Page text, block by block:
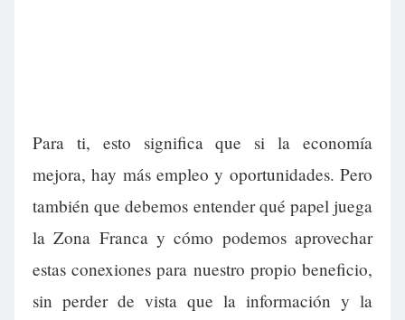
Para ti, esto significa que si la economía
mejora, hay más empleo y oportunidades. Pero
también que debemos entender qué papel juega
la Zona Franca y cómo podemos aprovechar
estas conexiones para nuestro propio beneficio,
sin perder de vista que la información y la